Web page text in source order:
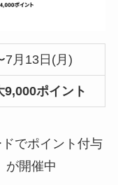
7月13日(月)
9,000ポイント
でポイント付与
が開催中